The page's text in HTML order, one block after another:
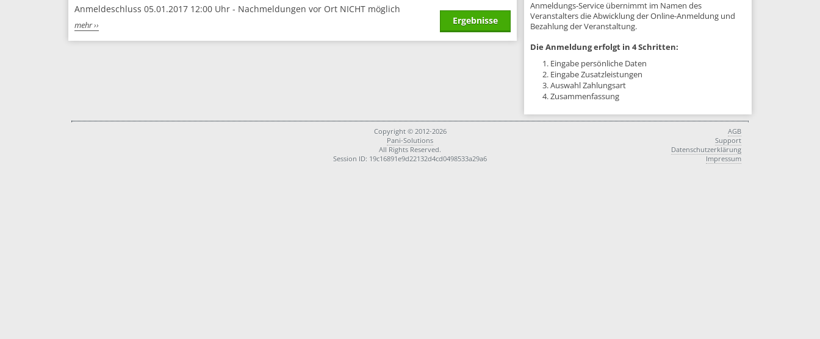
Anmeldeschluss 05.01.2017 12:00 Uhr - Nachmeldungen vor Ort NICHT möglich
mehr ›› Ergebnisse
Anmeldungs-Service übernimmt im Namen des
Veranstalters die Abwicklung der Online-Anmeldung und
Bezahlung der Veranstaltung.
Die Anmeldung erfolgt in 4 Schritten:
1. Eingabe persönliche Daten
2. Eingabe Zusatzleistungen
3. Auswahl Zahlungsart
4. Zusammenfassung
Copyright © 2012-2026
Pani-Solutions
All Rights Reserved.
Session ID: 19c16891e9d22132d4cd0498533a29a6
AGB
Support
Datenschutzerklärung
Impressum